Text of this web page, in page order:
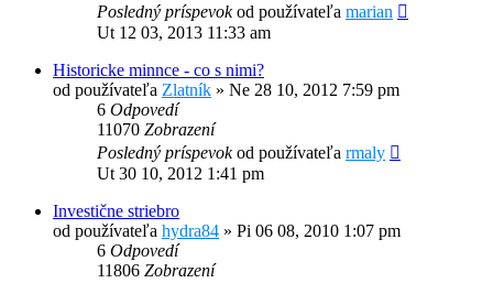
Posledný príspevokod používateľa marian
Ut 12 03, 2013 11:33 am
Historicke minnce - co s nimi?
od používateľa Zlatník » Ne 28 10, 2012 7:59 pm
6 Odpovedí
11070 Zobrazení
Posledný príspevokod používateľa rmaly
Ut 30 10, 2012 1:41 pm
Investične striebro
od používateľa hydra84 » Pi 06 08, 2010 1:07 pm
6 Odpovedí
11806 Zobrazení